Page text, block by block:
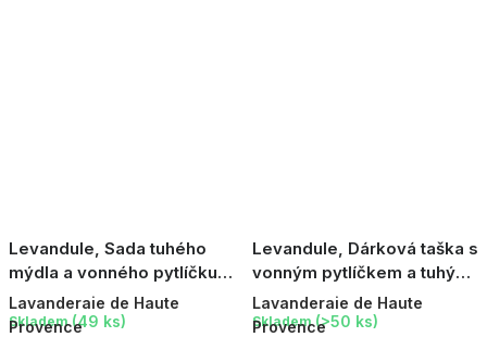
Levandule, Sada tuhého
mýdla a vonného pytlíčku,
2 ks
Lavanderaie de Haute
Provence
Skladem (49 ks)
Levandule, Dárková taška s
vonným pytlíčkem a tuhým
mýdlem
Lavanderaie de Haute
Provence
Skladem (>50 ks)